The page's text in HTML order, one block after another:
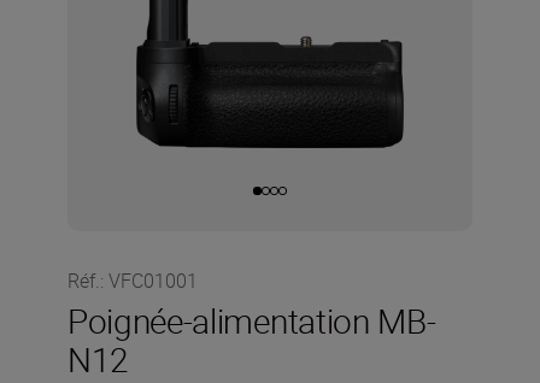
Réf.: VFC01001
Poignée-alimentation MB-
N12